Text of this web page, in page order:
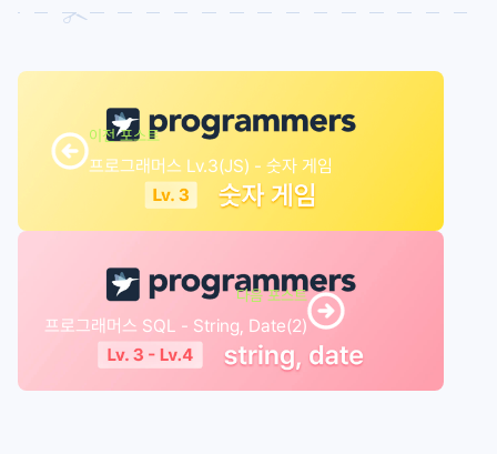
이전 포스트
프로그래머스 Lv.3(JS) - 숫자 게임
다음 포스트
프로그래머스 SQL - String, Date(2)